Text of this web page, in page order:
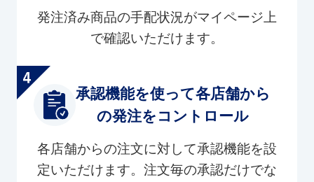
発注済み商品の手配状況がマイページ上
で確認いただけます。
承認機能を使って各店舗から
の発注をコントロール
各店舗からの注文に対して承認機能を設
定いただけます。注文毎の承認だけでな